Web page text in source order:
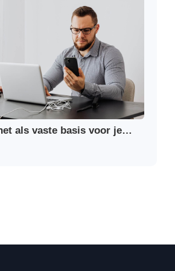
als vaste basis voor je…